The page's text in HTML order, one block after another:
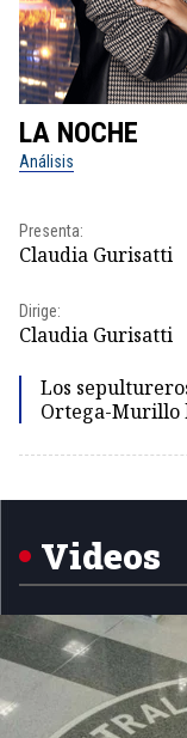
LA NOCHE
Análisis
Presenta:
Claudia Gurisatti
Dirige:
Claudia Gurisatti
Los
Ortega-Murillo
1
Videos